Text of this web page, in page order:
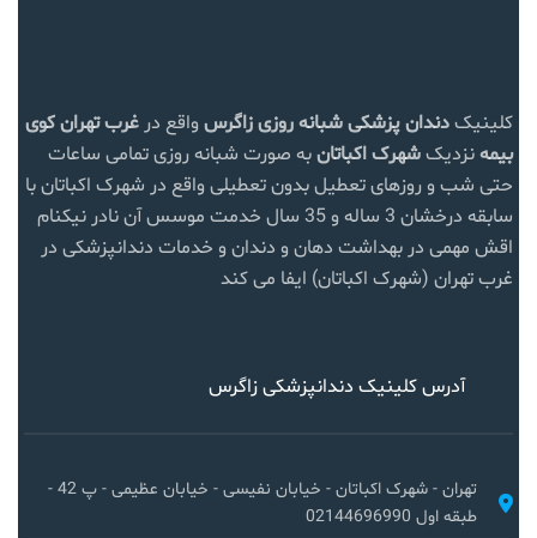
کلینیکدندان پزشکی شبانه روزی زاگرس واقع در غرب تهرانکوی
بیمهنزدیکشهرک اکباتانبه صورت شبانه روزی تمامی ساعات
حتی شب و روزهای تعطیل بدون تعطیلی واقع در شهرک اکباتان با
سابقه درخشان 3 ساله و 35 سال خدمت موسس آن نادر نیکنام
اقش مهمی در بهداشت دهان و دندان و خدمات دندانپزشکی در
غرب تهران (شهرک اکباتان) ایفا می کند
آدرس کلینیک دندانپزشکی زاگرس
تهران - شهرک اکباتان - خیابان نفیسی - خیابان عظیمی - پ 42 -
طبقه اول 02144696990